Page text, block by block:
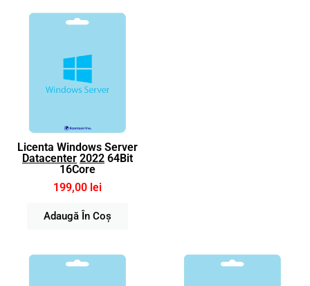
Licenta Windows Server
Datacenter 2022 64Bit
16Core
199,00 lei
Adaugă În Coș